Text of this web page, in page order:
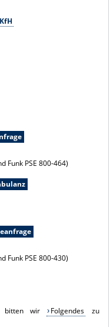
Funk PSE 800-464)
Funk PSE 800-430)
bitten wir Folgendes
zu